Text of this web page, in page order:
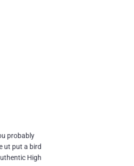
probably
ut put a bird
High